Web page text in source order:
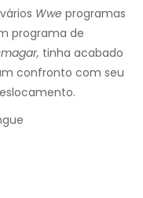
Wwe programas
programa de
tinha acabado
confronto com seu
.